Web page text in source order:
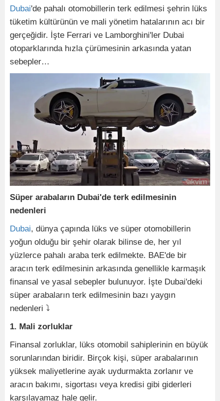
Dubai'de pahalı otomobillerin terk edilmesi şehrin lüks
tüketim kültürünün ve mali yönetim hatalarının acı bir
gerçeğidir. İşte Ferrari ve Lamborghini'ler Dubai
otoparklarında hızla çürümesinin arkasında yatan
sebepler…
Süper arabaların Dubai'de terk edilmesinin
nedenleri
Dubai, dünya çapında lüks ve süper otomobillerin
yoğun olduğu bir şehir olarak bilinse de, her yıl
yüzlerce pahalı araba terk edilmekte. BAE'de bir
aracın terk edilmesinin arkasında genellikle karmaşık
finansal ve yasal sebepler bulunuyor. İşte Dubai'deki
süper arabaların terk edilmesinin bazı yaygın
nedenleri ⤵
1. Mali zorluklar
Finansal zorluklar, lüks otomobil sahiplerinin en büyük
sorunlarından biridir. Birçok kişi, süper arabalarının
yüksek maliyetlerine ayak uydurmakta zorlanır ve
aracın bakımı, sigortası veya kredisi gibi giderleri
karşılayamaz hale gelir.